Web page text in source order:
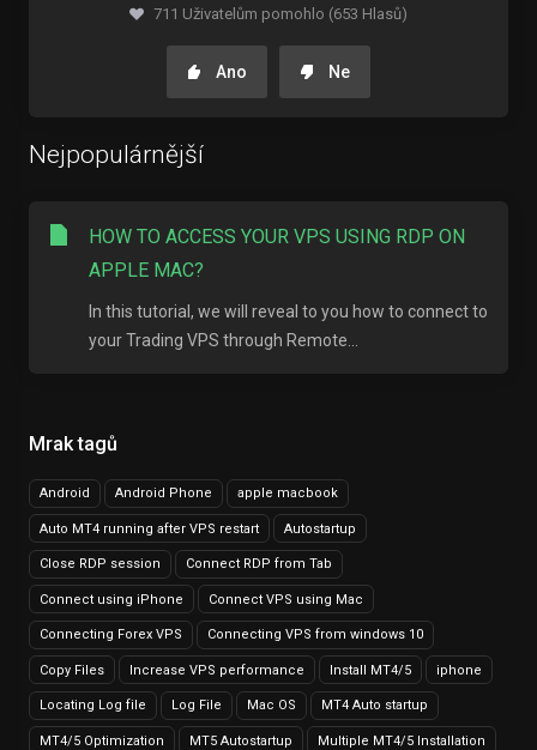
Mrak tagů
Android Android Phone apple macbook
Auto MT4 running after VPS restart Autostartup
Close RDP session Connect RDP from Tab
Connect using iPhone Connect VPS using Mac
Connecting Forex VPS Connecting VPS from windows 10
Copy Files Increase VPS performance Install MT4/5 iphone
Locating Log file Log File Mac OS MT4 Auto startup
MT4/5 Optimization MT5 Autostartup Multiple MT4/5 Installation
711 Uživatelům pomohlo (653 Hlasů)
Ano Ne
Nejpopulárnější
HOW TO ACCESS YOUR VPS USING RDP ON
APPLE MAC?
In this tutorial, we will reveal to you how to connect to
your Trading VPS through Remote...